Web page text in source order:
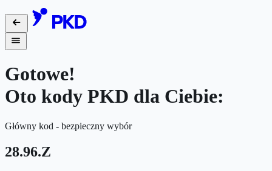
Gotowe!
Oto kody PKD dla Ciebie:
Główny kod - bezpieczny wybór
28.96.Z